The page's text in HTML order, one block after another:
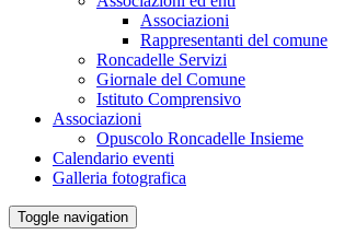
Associazioni
Rappresentanti del comune
Roncadelle Servizi
Giornale del Comune
Istituto Comprensivo
Associazioni
Opuscolo Roncadelle Insieme
Calendario eventi
Galleria fotografica
Toggle navigation